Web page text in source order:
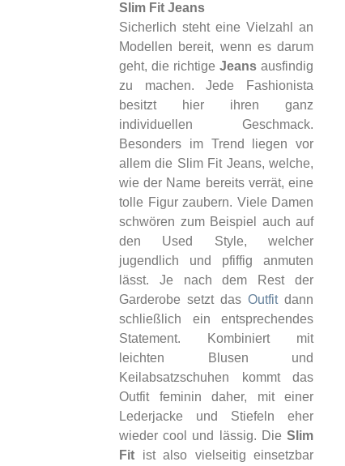
Slim Fit Jeans
Sicherlich steht eine Vielzahl an
Modellen bereit, wenn es darum
geht, die richtige Jeans ausfindig
zu machen. Jede Fashionista
besitzt hier ihren ganz
individuellen Geschmack.
Besonders im Trend liegen vor
allem die Slim Fit Jeans, welche,
wie der Name bereits verrät, eine
tolle Figur zaubern. Viele Damen
schwören zum Beispiel auch auf
den Used Style, welcher
jugendlich und pfiffig anmuten
lässt. Je nach dem Rest der
Garderobe setzt das Outfitdann
schließlich ein entsprechendes
Statement. Kombiniert mit
leichten Blusen und
Keilabsatzschuhen kommt das
Outfit feminin daher, mit einer
Lederjacke und Stiefeln eher
wieder cool und lässig. Die Slim
Fit ist also vielseitig einsetzbar